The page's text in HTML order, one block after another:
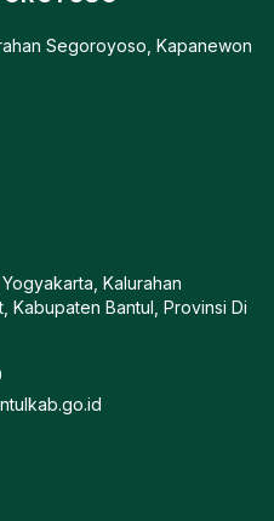
Segoroyoso, Kapanewon
Kalurahan
Bantul, Provinsi Di